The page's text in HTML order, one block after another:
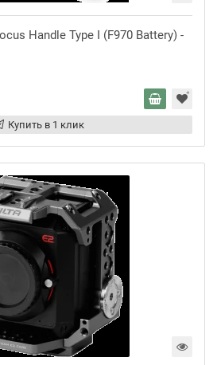
Handle Type I (F970 Battery) -
Купить в 1 клик